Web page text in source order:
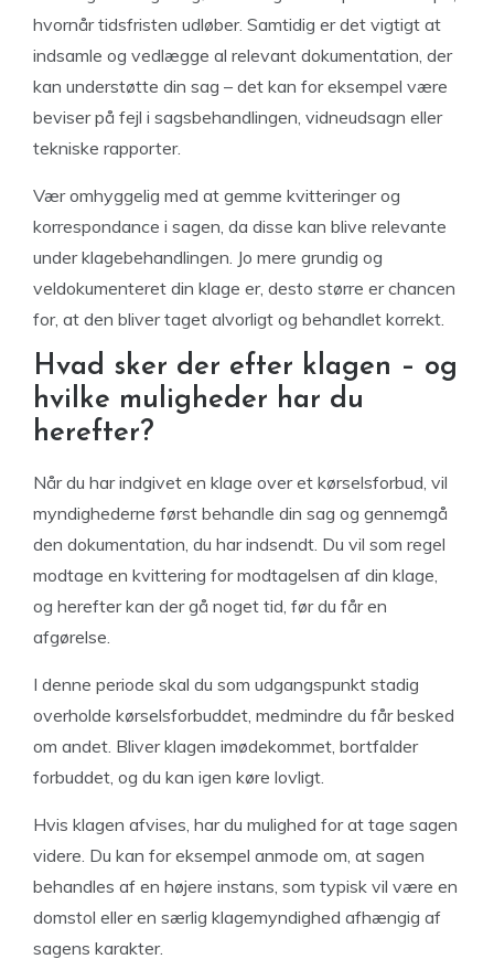
hvornår tidsfristen udløber. Samtidig er det vigtigt at
indsamle og vedlægge al relevant dokumentation, der
kan understøtte din sag – det kan for eksempel være
beviser på fejl i sagsbehandlingen, vidneudsagn eller
tekniske rapporter.
Vær omhyggelig med at gemme kvitteringer og
korrespondance i sagen, da disse kan blive relevante
under klagebehandlingen. Jo mere grundig og
veldokumenteret din klage er, desto større er chancen
for, at den bliver taget alvorligt og behandlet korrekt.
Hvad sker der efter klagen – og
hvilke muligheder har du
herefter?
Når du har indgivet en klage over et kørselsforbud, vil
myndighederne først behandle din sag og gennemgå
den dokumentation, du har indsendt. Du vil som regel
modtage en kvittering for modtagelsen af din klage,
og herefter kan der gå noget tid, før du får en
afgørelse.
I denne periode skal du som udgangspunkt stadig
overholde kørselsforbuddet, medmindre du får besked
om andet. Bliver klagen imødekommet, bortfalder
forbuddet, og du kan igen køre lovligt.
Hvis klagen afvises, har du mulighed for at tage sagen
videre. Du kan for eksempel anmode om, at sagen
behandles af en højere instans, som typisk vil være en
domstol eller en særlig klagemyndighed afhængig af
sagens karakter.